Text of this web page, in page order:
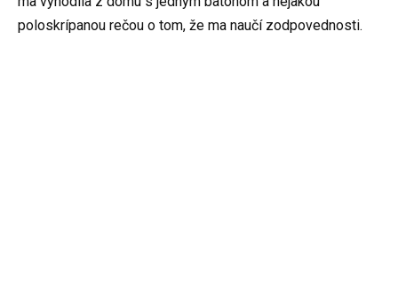
poloskrípanou rečou o tom, že ma naučí zodpovednosti.